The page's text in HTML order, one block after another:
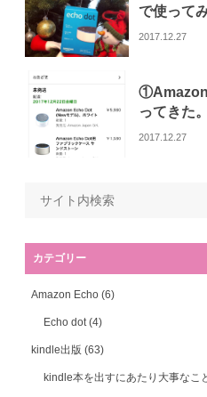
で使って
2017.12.27
①Amazon
ってきた
について
2017.12.27
カテゴリー
Amazon Echo(6)
Echo dot(4)
kindle出版(63)
kindle本を出すにあたり大事なこ